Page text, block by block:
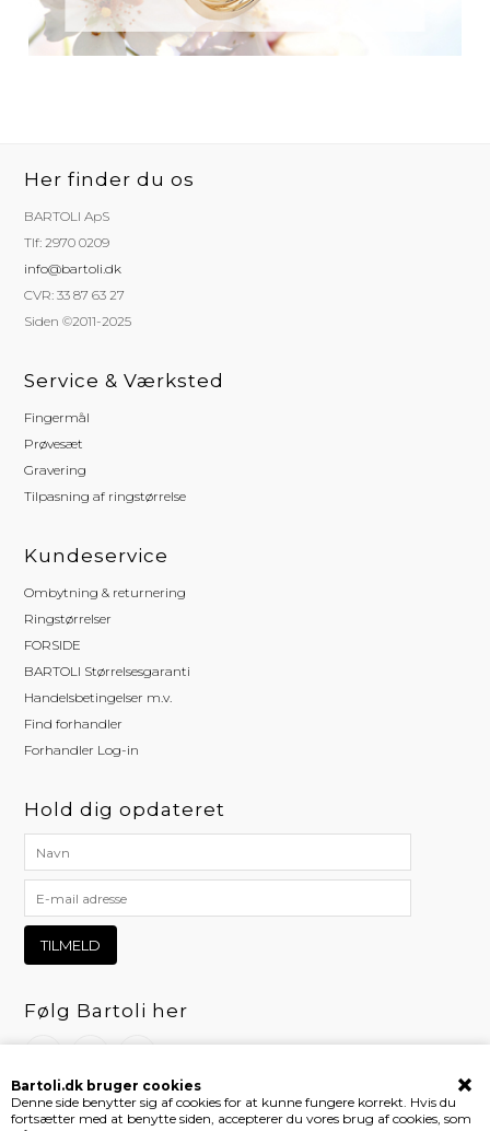
Bartoli.dk bruger cookies
Denne side benytter sig af cookies for at kunne fungere korrekt. Hvis du
fortsætter med at benytte siden, accepterer du vores brug af cookies, som
Her finder du os
BARTOLI ApS
Tlf: 2970 0209
info@bartoli.dk
CVR: 33 87 63 27
Siden ©2011-2025
Service & Værksted
Fingermål
Prøvesæt
Gravering
Tilpasning af ringstørrelse
Kundeservice
Ombytning & returnering
Ringstørrelser
FORSIDE
BARTOLI Størrelsesgaranti
Handelsbetingelser m.v.
Find forhandler
Forhandler Log-in
Hold dig opdateret
Følg Bartoli her